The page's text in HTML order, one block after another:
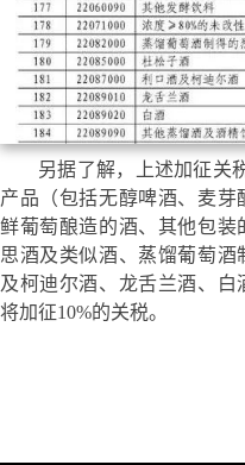
另据了解，上述加征关
产品（包括无醇啤酒、麦
鲜葡萄酿造的酒、其他包
思酒及类似酒、蒸馏葡萄
及柯迪尔酒、龙舌兰酒、
将加征10%的关税。